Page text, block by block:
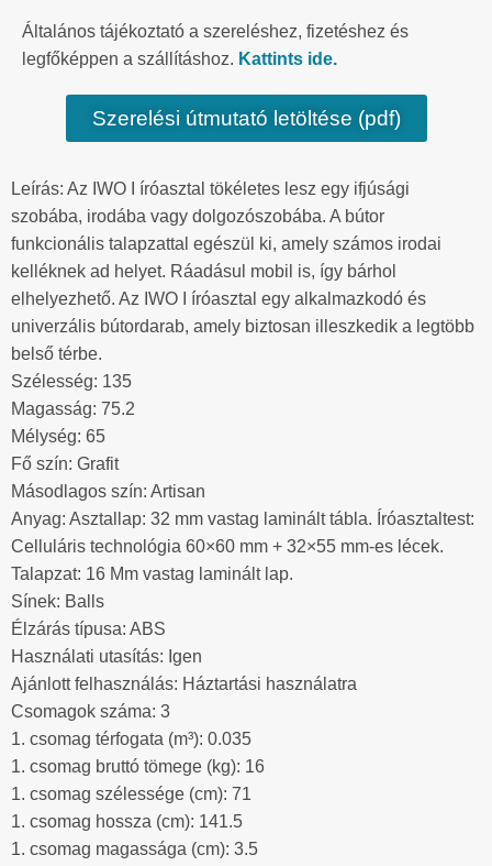
Általános tájékoztató a szereléshez, fizetéshez és
legfőképpen a szállításhoz. Kattints ide.
Szerelési útmutató letöltése (pdf)
Leírás: Az IWO I íróasztal tökéletes lesz egy ifjúsági
szobába, irodába vagy dolgozószobába. A bútor
funkcionális talapzattal egészül ki, amely számos irodai
kelléknek ad helyet. Ráadásul mobil is, így bárhol
elhelyezhető. Az IWO I íróasztal egy alkalmazkodó és
univerzális bútordarab, amely biztosan illeszkedik a legtöbb
belső térbe.
Szélesség: 135
Magasság: 75.2
Mélység: 65
Fő szín: Grafit
Másodlagos szín: Artisan
Anyag: Asztallap: 32 mm vastag laminált tábla. Íróasztaltest:
Celluláris technológia 60×60 mm + 32×55 mm-es lécek.
Talapzat: 16 Mm vastag laminált lap.
Sínek: Balls
Élzárás típusa: ABS
Használati utasítás: Igen
Ajánlott felhasználás: Háztartási használatra
Csomagok száma: 3
1. csomag térfogata (m³): 0.035
1. csomag bruttó tömege (kg): 16
1. csomag szélessége (cm): 71
1. csomag hossza (cm): 141.5
1. csomag magassága (cm): 3.5